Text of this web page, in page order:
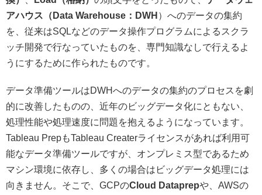
アハウス（Data Warehouse：DWH ）へのデータの集約
を、従来はSQLなどのデータ操作プログラムによるスクラ
ッチ開発で行なっていたものを、専門知識なしで行えるよ
うにするために作られたものです。
データ準備ツールはDWHへのデータの集約のプロセスを劇
的に改善したものの、近年のビッグデータ化にともない、
処理性能や処理速度に問題を抱えるようになっています。
Tableau PrepもTableau Createrライセンスがあれば利用可
能なデータ準備ツールですが、オンプレミス型であるため
マシン環境に依存し、多くの場合はビッグデータ処理には
向きません。そこで、GCPのCloud Dataprepや、AWSの